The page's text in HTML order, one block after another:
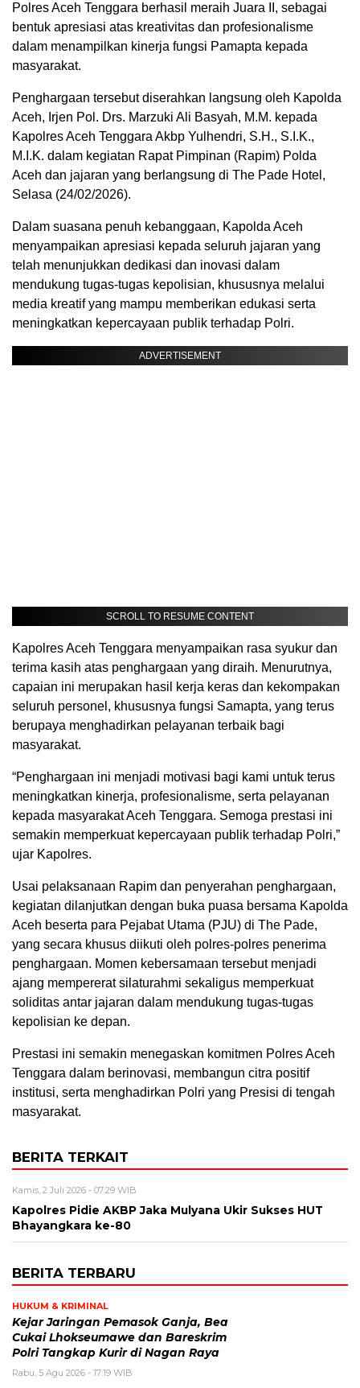
Polres Aceh Tenggara berhasil meraih Juara II, sebagai
bentuk apresiasi atas kreativitas dan profesionalisme
dalam menampilkan kinerja fungsi Pamapta kepada
masyarakat.
Penghargaan tersebut diserahkan langsung oleh Kapolda
Aceh, Irjen Pol. Drs. Marzuki Ali Basyah, M.M. kepada
Kapolres Aceh Tenggara Akbp Yulhendri, S.H., S.I.K.,
M.I.K. dalam kegiatan Rapat Pimpinan (Rapim) Polda
Aceh dan jajaran yang berlangsung di The Pade Hotel,
Selasa (24/02/2026).
Dalam suasana penuh kebanggaan, Kapolda Aceh
menyampaikan apresiasi kepada seluruh jajaran yang
telah menunjukkan dedikasi dan inovasi dalam
mendukung tugas-tugas kepolisian, khususnya melalui
media kreatif yang mampu memberikan edukasi serta
meningkatkan kepercayaan publik terhadap Polri.
ADVERTISEMENT
SCROLL TO RESUME CONTENT
Kapolres Aceh Tenggara menyampaikan rasa syukur dan
terima kasih atas penghargaan yang diraih. Menurutnya,
capaian ini merupakan hasil kerja keras dan kekompakan
seluruh personel, khususnya fungsi Samapta, yang terus
berupaya menghadirkan pelayanan terbaik bagi
masyarakat.
“Penghargaan ini menjadi motivasi bagi kami untuk terus
meningkatkan kinerja, profesionalisme, serta pelayanan
kepada masyarakat Aceh Tenggara. Semoga prestasi ini
semakin memperkuat kepercayaan publik terhadap Polri,”
ujar Kapolres.
Usai pelaksanaan Rapim dan penyerahan penghargaan,
kegiatan dilanjutkan dengan buka puasa bersama Kapolda
Aceh beserta para Pejabat Utama (PJU) di The Pade,
yang secara khusus diikuti oleh polres-polres penerima
penghargaan. Momen kebersamaan tersebut menjadi
ajang mempererat silaturahmi sekaligus memperkuat
soliditas antar jajaran dalam mendukung tugas-tugas
kepolisian ke depan.
Prestasi ini semakin menegaskan komitmen Polres Aceh
Tenggara dalam berinovasi, membangun citra positif
institusi, serta menghadirkan Polri yang Presisi di tengah
masyarakat.
BERITA TERKAIT
Kamis, 2 Juli 2026 - 07:29 WIB
Kapolres Pidie AKBP Jaka Mulyana Ukir Sukses HUT
Bhayangkara ke-80
BERITA TERBARU
HUKUM & KRIMINAL
Kejar Jaringan Pemasok Ganja, Bea
Cukai Lhokseumawe dan Bareskrim
Polri Tangkap Kurir di Nagan Raya
Rabu, 5 Agu 2026 - 17:19 WIB